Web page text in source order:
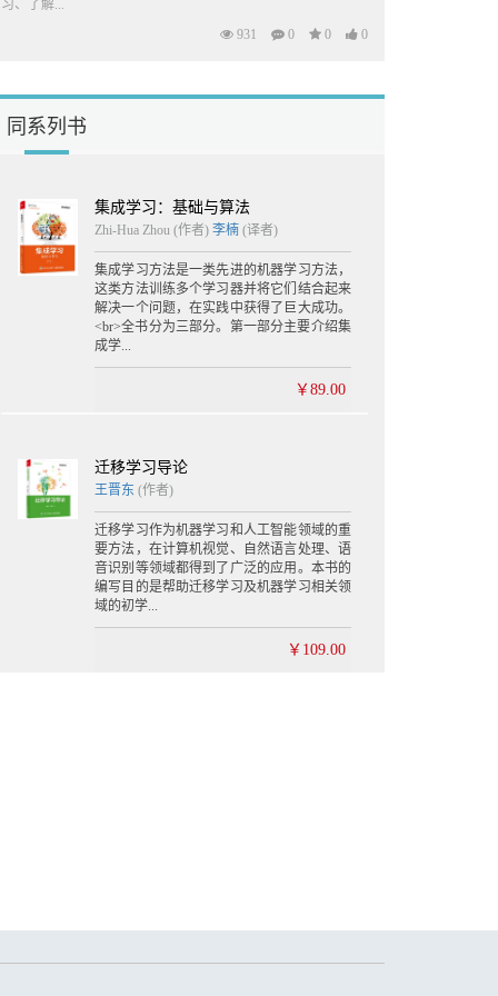
习、了解...
931
0 0 0
同系列书
集成学习：基础与算法
Zhi-Hua Zhou (作者) 李楠 (译者)
集成学习方法是一类先进的机器学习方法，
这类方法训练多个学习器并将它们结合起来
解决一个问题，在实践中获得了巨大成功。
<br>全书分为三部分。第一部分主要介绍集
成学...
￥89.00
迁移学习导论
王晋东 (作者)
迁移学习作为机器学习和人工智能领域的重
要方法，在计算机视觉、自然语言处理、语
音识别等领域都得到了广泛的应用。本书的
编写目的是帮助迁移学习及机器学习相关领
域的初学...
￥109.00